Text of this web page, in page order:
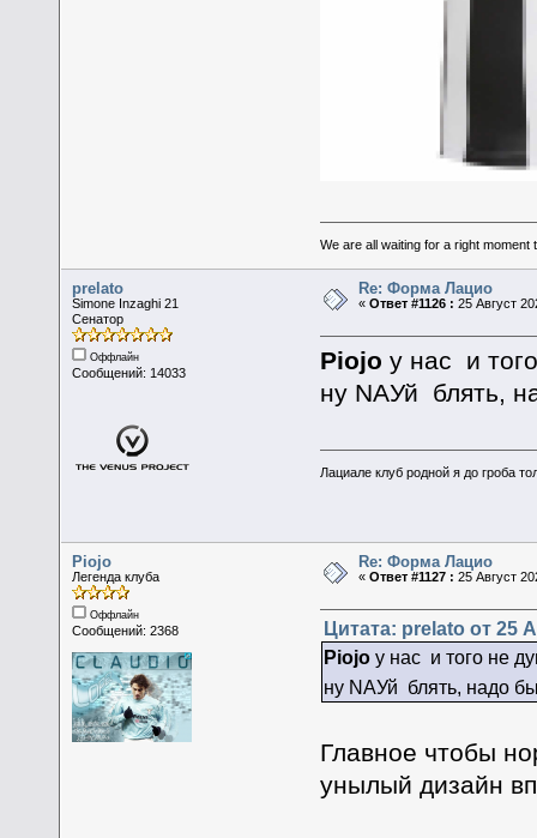
We are all waiting for a right moment
prelato
Simone Inzaghi 21
Сенатор
Оффлайн
Сообщений: 14033
Re: Форма Лацио
«Ответ #1126 : 25 Август
Piojo у нас и
ну NAУй блять,
Лациале клуб родной я до гроба
Piojo
Легенда клуба
Оффлайн
Сообщений: 2368
Re: Форма Лацио
«Ответ #1127 : 25 Август
Цитата: prelato от 25
Piojoу нас и того не
ну NAУй блять, надо
Главное чтобы
унылый дизайн